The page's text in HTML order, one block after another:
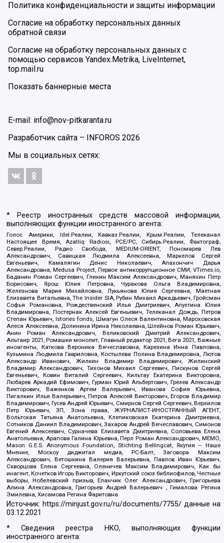
Политика конфиденциальности и защиты информации
Согласие на обработку персональных данных
обратной связи
Согласие на обработку персональных данных с
помощью сервисов Yandex.Metrika, LiveInternet,
top.mail.ru
Показать баннерные места
E-mail: info@nov-pitkaranta.ru
Разработчик сайта –
INFOROS 2026
Мы в социальных сетях:
* Реестр иностранных средств массовой информации,
выполняющих функции иностранного агента:
Голос Америки, Idel.Реалии, Кавказ.Реалии, Крым.Реалии, Телеканал
Настоящее Время, Azatliq Radiosi, PCE/PC, Сибирь.Реалии, Фактограф,
Север.Реалии, Радио Свобода, MEDIUM-ORIENT, Пономарев Лев
Александрович, Савицкая Людмила Алексеевна, Маркелов Сергей
Евгеньевич, Камалягин Денис Николаевич, Апахончич Дарья
Александровна, Medusa Project, Первое антикоррупционное СМИ, VTimes.io,
Баданин Роман Сергеевич, Гликин Максим Александрович, Маняхин Петр
Борисович, Ярош Юлия Петровна, Чуракова Ольга Владимировна,
Железнова Мария Михайловна, Лукьянова Юлия Сергеевна, Маетная
Елизавета Витальевна, The Insider SIA, Рубин Михаил Аркадьевич, Гройсман
Софья Романовна, Рождественский Илья Дмитриевич, Апухтина Юлия
Владимировна, Постернак Алексей Евгеньевич, Телеканал Дождь, Петров
Степан Юрьевич, Istories fonds, Шмагун Олеся Валентиновна, Мароховская
Алеся Алексеевна, Долинина Ирина Николаевна, Шлейнов Роман Юрьевич,
Анин Роман Александрович, Великовский Дмитрий Александрович,
Альтаир 2021, Ромашки монолит, Главный редактор 2021, Вега 2021, Важные
иноагенты, Каткова Вероника Вячеславовна, Карезина Инна Павловна,
Кузьмина Людмила Гавриловна, Костылева Полина Владимировна, Лютов
Александр Иванович, Жилкин Владимир Владимирович, Жилинский
Владимир Александрович, Тихонов Михаил Сергеевич, Пискунов Сергей
Евгеньевич, Ковин Виталий Сергеевич, Кильтау Екатерина Викторовна,
Любарев Аркадий Ефимович, Гурман Юрий Альбертович, Грезев Александр
Викторович, Важенков Артем Валерьевич, Иванова София Юрьевна,
Пигалкин Илья Валерьевич, Петров Алексей Викторович, Егоров Владимир
Владимирович, Гусев Андрей Юрьевич, Смирнов Сергей Сергеевич, Верзилов
Петр Юрьевич, ЗП, Зона права, ЖУРНАЛИСТ-ИНОСТРАННЫЙ АГЕНТ,
Вольтская Татьяна Анатольевна, Клепиковская Екатерина Дмитриевна,
Сотников Даниил Владимирович, Захаров Андрей Вячеславович, Симонов
Евгений Алексеевич, Сурначева Елизавета Дмитриевна, Соловьева Елена
Анатольевна, Арапова Галина Юрьевна, Перл Роман Александрович, МЕМО,
Mason G.E.S. Anonymous Foundation, Stichting Bellingcat, Якутия – Наше
Мнение, Москоу диджитал медиа, РС-Балт, Заговора Максим
Александрович, Ветошкина Валерия Валерьевна, Павлов Иван Юрьевич,
Скворцова Елена Сергеевна, Оленичев Максим Владимирович, Как бы
инагент, Кочетков Игорь Викторович, Иркутский союз библиофилов, Честные
выборы, Нобелевский призыв, Еланчик Олег Александрович, Григорьева
Алина Александровна, Григорьев Андрей Валерьевич , Гималова Регина
Эмилевна, Хисамова Регина Фаритовна
Источник: https://minjust.gov.ru/ru/documents/7755/ данные на
03.12.2021
* Сведения реестра НКО, выполняющих функции
иностранного агента: